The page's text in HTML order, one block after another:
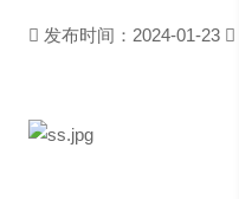
发布时间：2024-01-23